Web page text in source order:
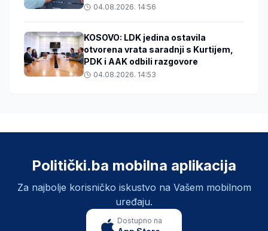
04.08.2026. 14:56
KOSOVO: LDK jedina ostavila
otvorena vrata saradnji s Kurtijem,
PDK i AAK odbili razgovore
04.08.2026. 14:53
Politički.ba mobilna aplikacija
Za najbolje korisničko iskustvo na Vašem mobilnom
uređaju.
Dostupno na